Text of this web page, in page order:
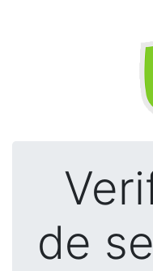
de